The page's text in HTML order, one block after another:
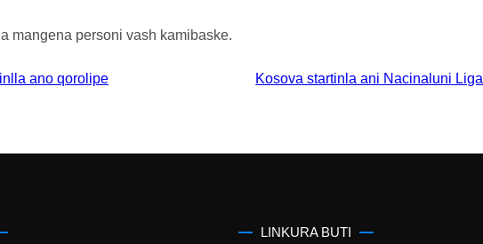
mangena personi vash kamibaske.
ano qorolipe Kosova startinla ani Nacinaluni Liga
LINKURA BUTI